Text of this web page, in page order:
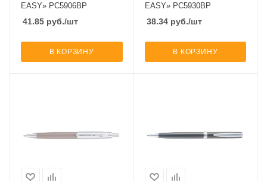
EASY» PC5906BP
41.85 руб./шт
В КОРЗИНУ
EASY» PC5930BP
38.34руб./шт
В КОРЗИНУ